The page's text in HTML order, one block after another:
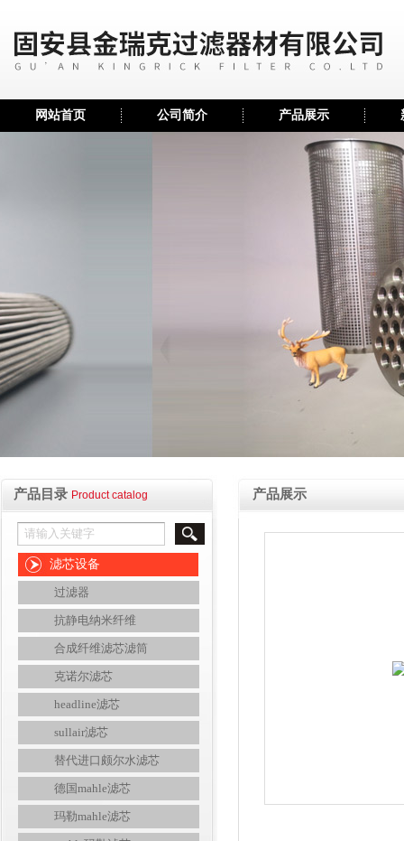
网站首页 公司简介 产品展示
产品目录 Product catalog
滤芯设备
过滤器
抗静电纳米纤维
合成纤维滤芯滤筒
克诺尔滤芯
headline滤芯
sullair滤芯
替代进口颇尔水滤芯
德国mahle滤芯
玛勒mahle滤芯
产品展示